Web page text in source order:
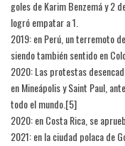
goles de Karim Benzemá y 2
logró empatar a 1.
2019: en Perú, un terremoto
siendo también sentido en
2020: Las protestas
en Mineápolis y Saint Paul,
todo el mundo.[5]​
2020: en Costa Rica, se
2021: en la ciudad polaca de